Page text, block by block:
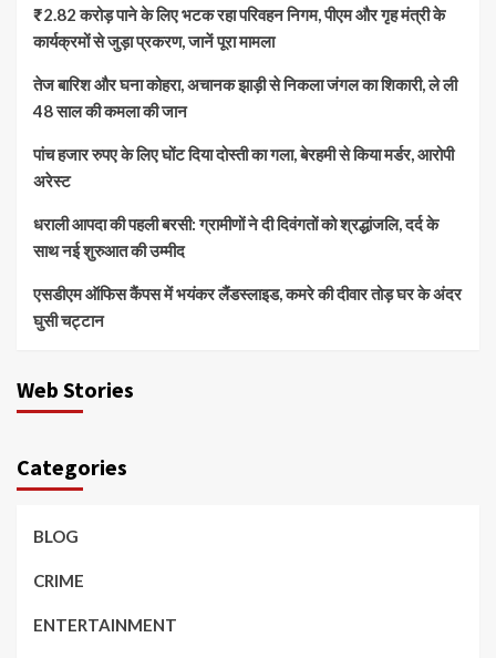
₹2.82 करोड़ पाने के लिए भटक रहा परिवहन निगम, पीएम और गृह मंत्री के
कार्यक्रमों से जुड़ा प्रकरण, जानें पूरा मामला
तेज बारिश और घना कोहरा, अचानक झाड़ी से निकला जंगल का शिकारी, ले ली
48 साल की कमला की जान
पांच हजार रुपए के लिए घोंट दिया दोस्ती का गला, बेरहमी से किया मर्डर, आरोपी
अरेस्ट
धराली आपदा की पहली बरसी: ग्रामीणों ने दी दिवंगतों को श्रद्धांजलि, दर्द के
साथ नई शुरुआत की उम्मीद
एसडीएम ऑफिस कैंपस में भयंकर लैंडस्लाइड, कमरे की दीवार तोड़ घर के अंदर
घुसी चट्टान
Web Stories
Categories
BLOG
CRIME
ENTERTAINMENT